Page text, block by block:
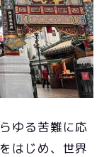
ゆる苦難に応
はじめ、世界